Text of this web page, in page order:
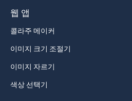
웹 앱
콜라주 메이커
이미지 크기 조절기
이미지 자르기
색상 선택기